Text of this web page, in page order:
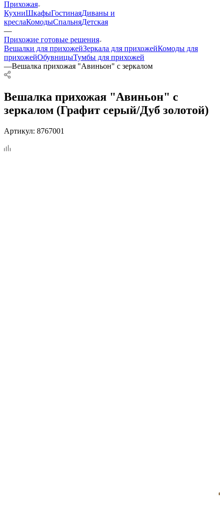
Прихожая
КухниШкафыГостинаяДиваны и
креслаКомодыСпальняДетская
—
Прихожие готовые решения
Вешалки для прихожейЗеркала для прихожейКомоды для
прихожейОбувницыТумбы для прихожей
—Вешалка прихожая "Авиньон" с зеркалом
Вешалка прихожая "Авиньон" с
зеркалом (Графит серый/Дуб золотой)
Артикул: 8767001